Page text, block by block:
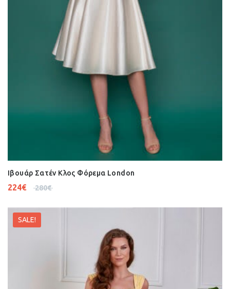
Ιβουάρ Σατέν Κλος Φόρεμα London
280€
224€
SALE!